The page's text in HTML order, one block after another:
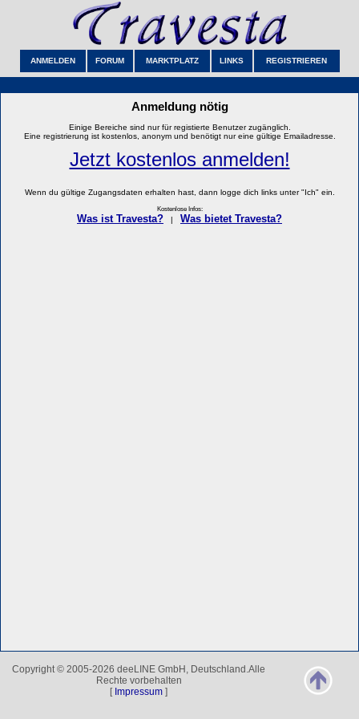
ANMELDEN FORUM MARKTPLATZ LINKS REGISTRIEREN
Anmeldung nötig
Einige Bereiche sind nur für registierte Benutzer zugänglich.
Eine registrierung ist kostenlos, anonym und benötigt nur eine gültige Emailadresse.
Jetzt kostenlos anmelden!
Wenn du gültige Zugangsdaten erhalten hast, dann logge dich links unter "Ich" ein.
Kostenlose Infos:
Was ist Travesta? Was bietet Travesta?
Copyright © 2005-2026 deeLINE GmbH, Deutschland.Alle
Rechte vorbehalten
[ Impressum ]